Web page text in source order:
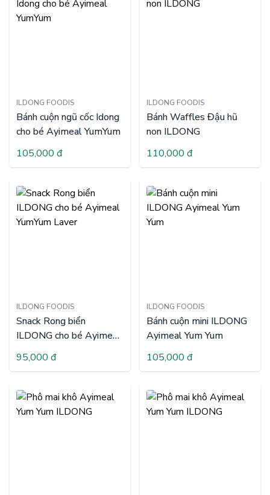
ILDONG FOODIS
Bánh cuộn ngũ cốc Idong
cho bé Ayimeal YumYum
105,000 đ
ILDONG FOODIS
Bánh Waffles Đậu hũ
non ILDONG
110,000 đ
ILDONG FOODIS
Snack Rong biển
ILDONG cho bé Ayimeal
YumYum Laver
95,000 đ
ILDONG FOODIS
Bánh cuộn mini ILDONG
Ayimeal Yum Yum
105,000 đ